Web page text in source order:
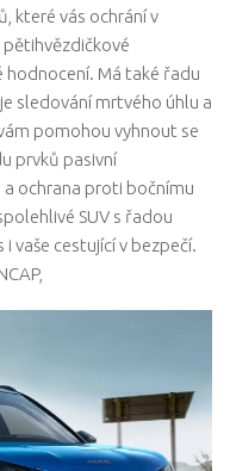
které vás ochrání v
hodnocení. Má také řadu
sledování mrtvého úhlu a
pomohou vyhnout se
prvků pasivní
ochrana proti bočnímu
SUV s řadou
vaše cestující v bezpečí.